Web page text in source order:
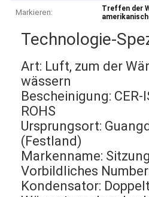
Markieren:
Treffen der
Technologie-
Art: Luft, zum der
wässern
Bescheinigung: CER-
ROHS
Ursprungsort:
(Festland)
Markenname: Sitzung
Vorbildliches
Kondensator: